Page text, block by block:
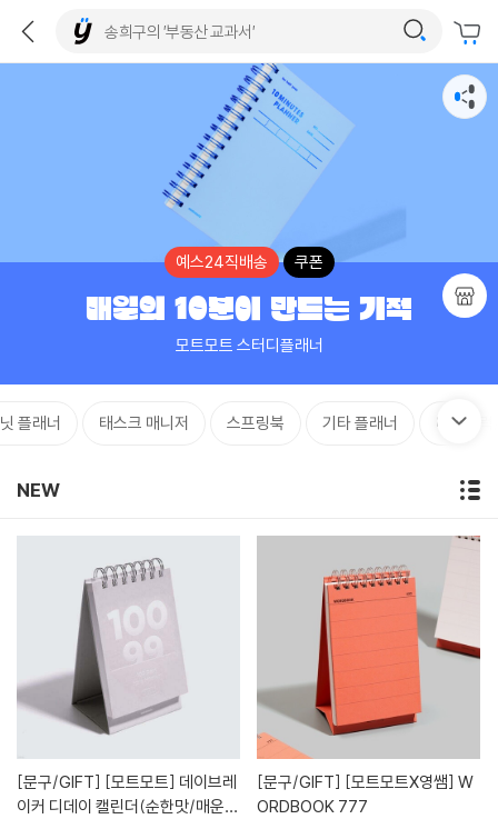
예스24직배송 쿠폰
매일의 10분이 만드는 기적
모트모트 스터디플래너
플래너 태스크 매니저 스프링북 기타 플래너 메모블
NEW
[문구/GIFT]
이커 디데이 캘린더(순한맛/매운
[문구/GIFT]
ORDBOOK 777